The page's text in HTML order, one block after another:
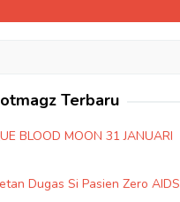
Terbaru
BLOOD MOON 31 JANUARI
Dugas Si Pasien Zero AIDS